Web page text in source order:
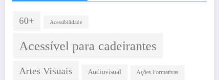
60+ Acessibilidade
Acessível para cadeirantes
Artes Visuais Audiovisual Ações Formativas